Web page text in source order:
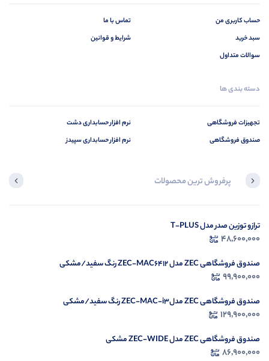
حساب کاربری من
سبد خرید
سوالات متداول
تماس با ما
شرایط و قوانین
دسته بندی ها
تجهیزات فروشگاهی
صندوق فروشگاهی
نرم افزار حسابداری دشت
نرم افزار حسابداری سپیدز
پرفروش ترین محصولات
ترازو توزین صدر مدل T-PLUS
48,600,000
صندوق فروشگاهی ZEC مدل ZEC-MAC6412 رنگ سفید/مشکی
99,900,000
صندوق فروشگاهی ZEC مدلZEC-MAC-i3 رنگ سفید/مشکی
129,900,000
صندوق فروشگاهی ZEC مدل ZEC-WIDE مشکی
86,900,000
در حال بارگیری ...
مشاهده محصولات